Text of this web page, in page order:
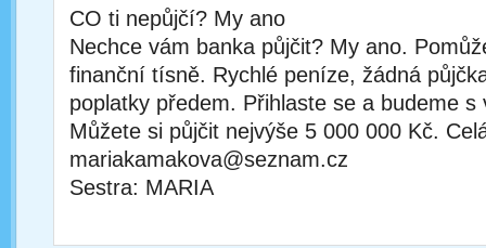
CO ti nepůjčí? My ano
Nechce vám banka půjčit? My ano.
finanční tísně. Rychlé peníze, žádná
poplatky předem. Přihlaste se a budeme s
Můžete si půjčit nejvýše 5 000 000 Kč.
mariakamakova@seznam.cz
Sestra: MARIA